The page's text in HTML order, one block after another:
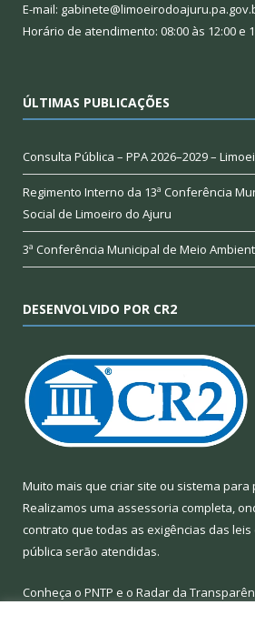
E-mail:
Horário de atendimento: 08:00 às 12:00 e
ÚLTIMAS PUBLICAÇÕES
Consulta Pública – PPA 2026–2029 –
Regimento Interno da 13ª Conferência
Social de Limoeiro do Ajuru
3ª Conferência Municipal de Meio
DESENVOLVIDO POR CR2
Muito mais que criar site ou sistema para
Realizamos uma assessoria completa,
contrato que todas as exigências das leis
pública serão atendidas.
Conheça o PNTP e o Radar da